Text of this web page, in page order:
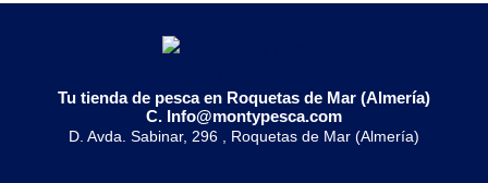
Tu tienda de pesca en Roquetas de Mar (Almería)
C. Info@montypesca.com
D. Avda. Sabinar, 296 , Roquetas de Mar (Almería)